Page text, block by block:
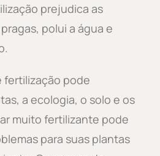
prejudica as
polui a água e
fertilização pode
a ecologia, o solo e os
muito fertilizante pode
para suas plantas